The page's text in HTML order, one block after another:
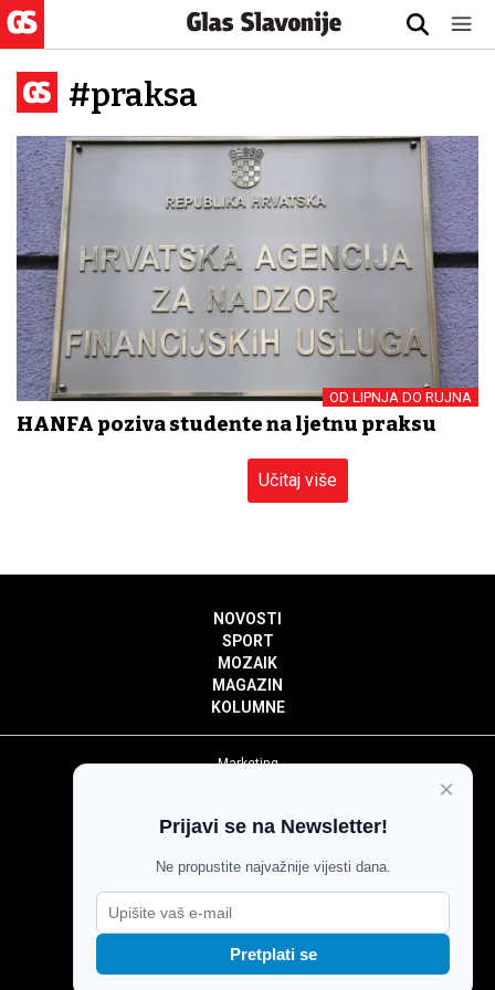
#praksa
OD LIPNJA DO RUJNA
HANFA poziva studente na ljetnu praksu
Učitaj više
NOVOSTI
SPORT
MOZAIK
MAGAZIN
KOLUMNE
Marketing
Impressum
Pravila komentiranja
Agroglas
×
Prijavi se na Newsletter!
Ne propustite najvažnije vijesti dana.
Pretplati se